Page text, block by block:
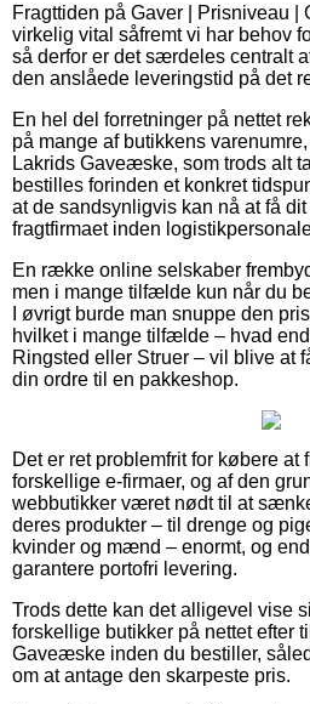
Fragttiden på Gaver | Prisniveau |
virkelig vital såfremt vi har behov
så derfor er det særdeles centralt
den anslåede leveringstid på det
En hel del forretninger på nettet
på mange af butikkens
Lakrids Gaveæske, som trods alt
bestilles forinden et konkret
at de sandsynligvis kan nå at få dit
fragtfirmaet inden
En række online selskaber
men i mange tilfælde kun når du
I øvrigt burde man snuppe den
hvilket i mange tilfælde – hvad
Ringsted eller Struer – vil blive at
din ordre til en pakkeshop.
Det er ret problemfrit for købere at
forskellige e-firmaer, og af den
webbutikker været nødt til at
deres produkter – til drenge og
kvinder og mænd – enormt, og
garantere portofri levering.
Trods dette kan det alligevel vise
forskellige butikker på nettet efter
Gaveæske inden du bestiller,
om at antage den skarpeste pris.